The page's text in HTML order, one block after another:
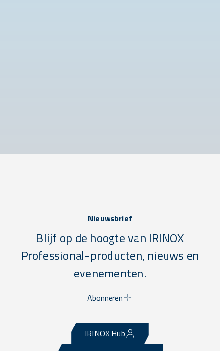
Nieuwsbrief
Blijf op de hoogte van IRINOX
Professional-producten, nieuws en
evenementen.
Abonneren
IRINOX Hub